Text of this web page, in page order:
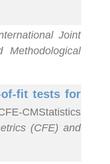
Joint
Methodological
of-fit tests for
CMStatistics
(CFE) and